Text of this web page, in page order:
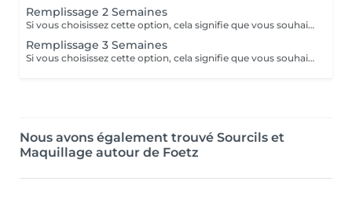
Remplissage 2 Semaines
Si vous choisissez cette option, cela signifie que vous souhaitez uniquement un remplissage, que vous avez déjà des extensions de cils faites dans notre salon, que vous voulez le même type d'extensions, et que vous n'avez pas appliqué de mascara.
Remplissage 3 Semaines
Si vous choisissez cette option, cela signifie que vous souhaitez uniquement un remplissage, que vous avez déjà des extensions de cils faites dans notre salon, que vous voulez le même type d'extensions, et que vous n'avez pas appliqué de mascara.
Nous avons également trouvé Sourcils et
Maquillage autour de Foetz